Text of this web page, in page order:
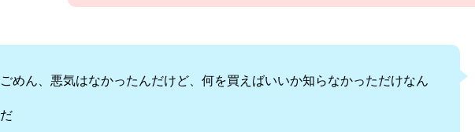
ごめん、悪気はなかったんだけど、何を買えばいいか知らなかっただけなん
だ